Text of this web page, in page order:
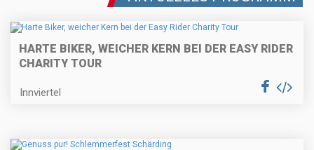
HARTE BIKER, WEICHER KERN BEI DER EASY RIDER
CHARITY TOUR
Innviertel